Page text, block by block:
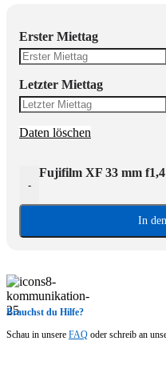
Erster Miettag
Letzter Miettag
Daten löschen
-
Fujifilm XF 33 mm
In
Brauchst du Hilfe?
Schau in unsere FAQ oder schreib an